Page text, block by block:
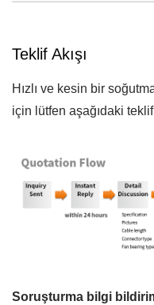
Teklif Akışı
Hızlı ve kesin bir
için lütfen aşağıdaki
Soruşturma bilgi